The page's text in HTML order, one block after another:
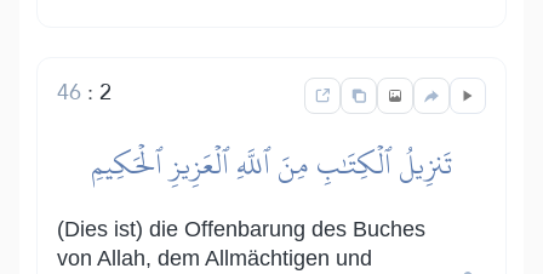
2
:
46
تَنزِيلُ ٱلۡكِتَٰبِ مِنَ ٱللَّهِ ٱلۡعَزِيزِ ٱلۡحَكِيمِ
(Dies ist) die Offenbarung des Buches
von Allah, dem Allmächtigen und